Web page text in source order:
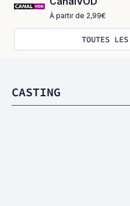
À partir de 2,99€
TOUTES
CASTING